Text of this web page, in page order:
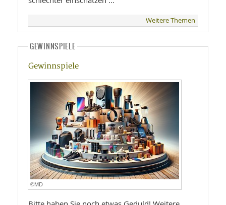
Weitere Themen
GEWINNSPIELE
Gewinnspiele
©MD